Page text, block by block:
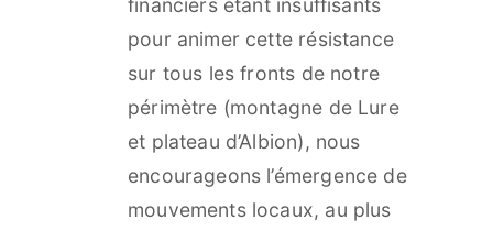
financiers étant insuffisants
pour animer cette résistance
sur tous les fronts de notre
périmètre (montagne de Lure
et plateau d’Albion), nous
encourageons l’émergence de
mouvements locaux, au plus